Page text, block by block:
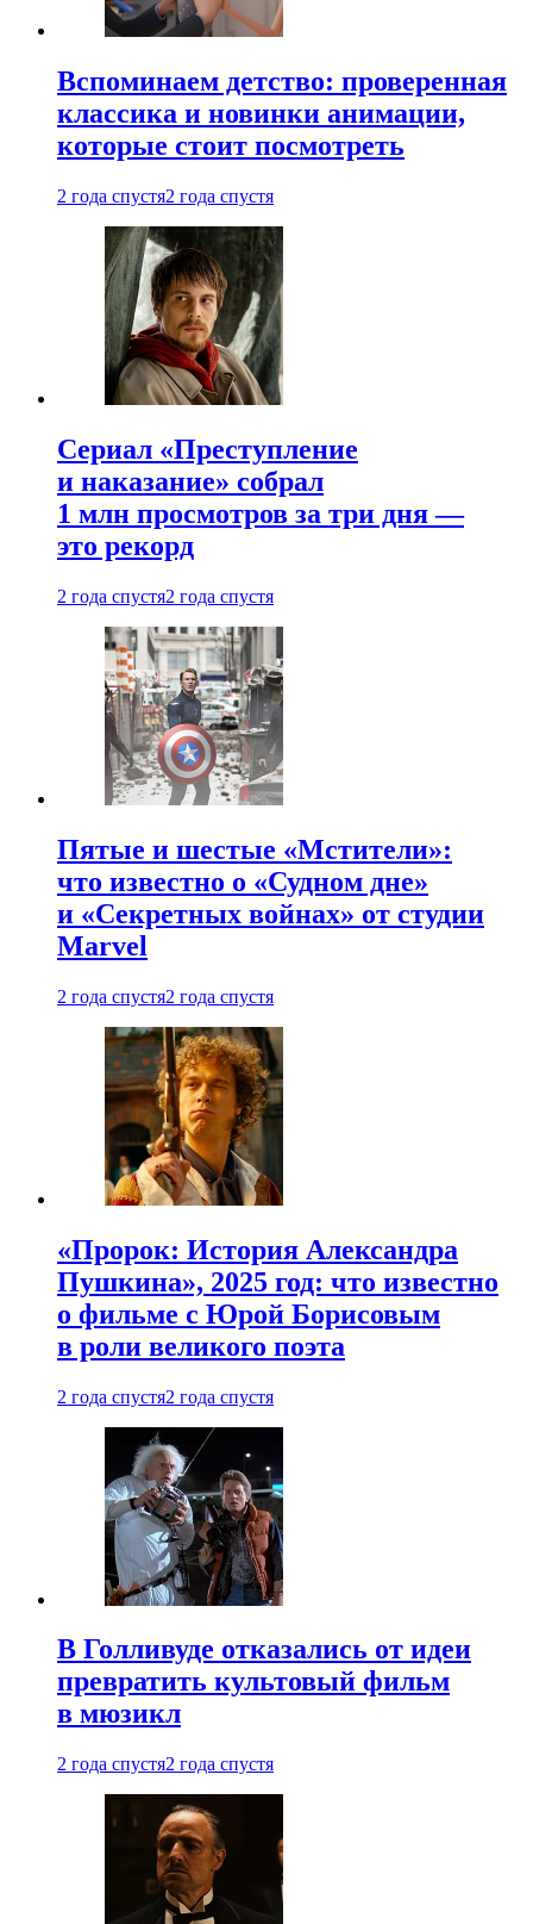
Вспоминаем детство: проверенная
классика и новинки анимации,
которые стоит посмотреть
2 года спустя2 года спустя
Сериал «Преступление
и наказание» собрал
1 млн просмотров за три дня —
это рекорд
2 года спустя2 года спустя
Пятые и шестые «Мстители»:
что известно о «Судном дне»
и «Секретных войнах» от студии
Marvel
2 года спустя2 года спустя
«Пророк: История Александра
Пушкина», 2025 год: что известно
о фильме с Юрой Борисовым
в роли великого поэта
2 года спустя2 года спустя
В Голливуде отказались от идеи
превратить культовый фильм
в мюзикл
2 года спустя2 года спустя